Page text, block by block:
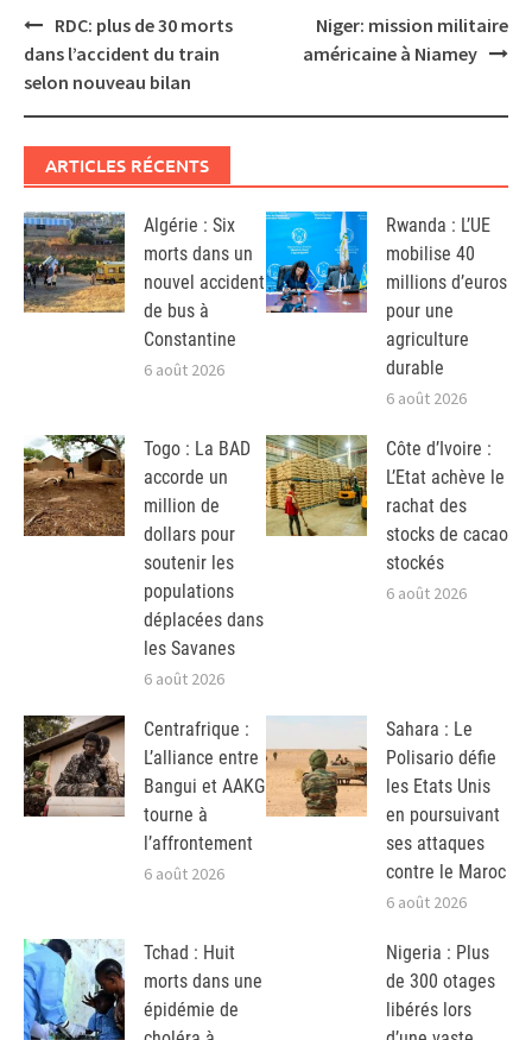
Post
navigation
RDC: plus de 30 morts
dans l’accident du train
selon nouveau bilan
Niger: mission militaire
américaine à Niamey
ARTICLES RÉCENTS
Algérie : Six
morts dans un
nouvel accident
de bus à
Constantine
6 août 2026
Rwanda : L’UE
mobilise 40
millions d’euros
pour une
agriculture
durable
6 août 2026
Togo : La BAD
accorde un
million de
dollars pour
soutenir les
populations
déplacées dans
les Savanes
6 août 2026
Côte d’Ivoire :
L’Etat achève le
rachat des
stocks de cacao
stockés
6 août 2026
Centrafrique :
L’alliance entre
Bangui et AAKG
tourne à
l’affrontement
6 août 2026
Sahara : Le
Polisario défie
les Etats Unis
en poursuivant
ses attaques
contre le Maroc
6 août 2026
Tchad : Huit
morts dans une
épidémie de
Nigeria : Plus
de 300 otages
libérés lors